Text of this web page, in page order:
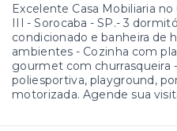
Excelente Casa Mobiliaria
III - Sorocaba - SP.- 3
condicionado e banheira de
ambientes - Cozinha com
gourmet com churrasqueira
poliesportiva, playground,
motorizada. Agende sua